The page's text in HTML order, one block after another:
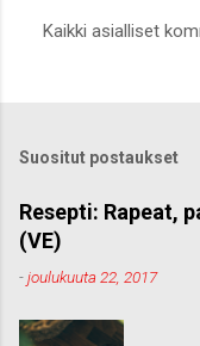
ä
o
m
e
n
t
Kaikki asialliset
Suositut postaukset
Resepti: Rapeat,
(VE)
-joulukuuta 22, 2017